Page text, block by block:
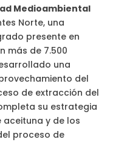
Medioambiental
Norte, una
presente en
más de 7.500
una
del
de extracción del
su estrategia
y de los
proceso de